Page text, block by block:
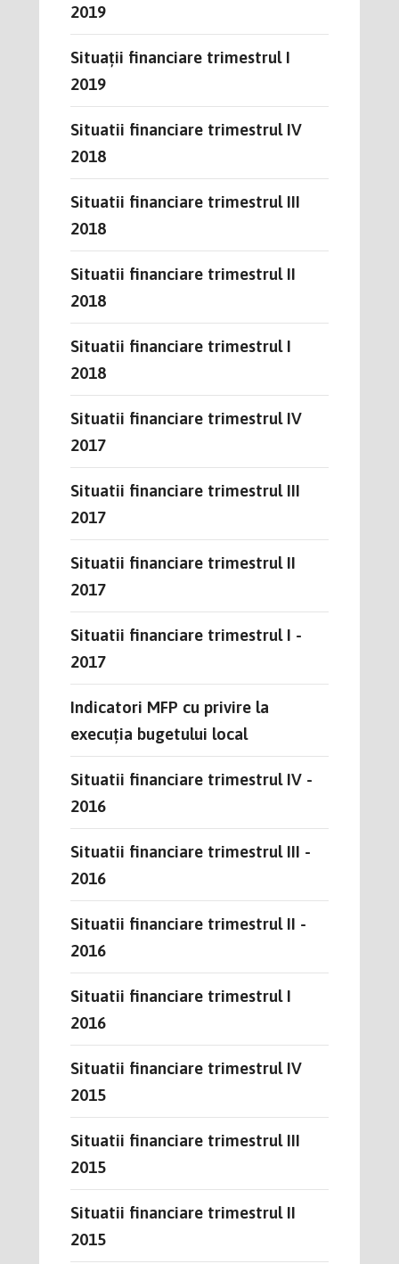
2019
Situații financiare trimestrul I
2019
Situatii financiare trimestrul IV
2018
Situatii financiare trimestrul III
2018
Situatii financiare trimestrul II
2018
Situatii financiare trimestrul I
2018
Situatii financiare trimestrul IV
2017
Situatii financiare trimestrul III
2017
Situatii financiare trimestrul II
2017
Situatii financiare trimestrul I -
2017
Indicatori MFP cu privire la
execuția bugetului local
Situatii financiare trimestrul IV -
2016
Situatii financiare trimestrul III -
2016
Situatii financiare trimestrul II -
2016
Situatii financiare trimestrul I
2016
Situatii financiare trimestrul IV
2015
Situatii financiare trimestrul III
2015
Situatii financiare trimestrul II
2015